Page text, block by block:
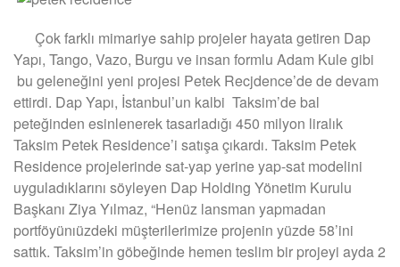
Çok farklı mimariye sahip projeler hayata getiren Dap
Yapı, Tango, Vazo, Burgu ve insan formlu Adam Kule gibi
bu geleneğini yeni projesi Petek Recjdence’de de devam
ettirdi. Dap Yapı, İstanbul’un kalbi Taksim’de bal
peteğinden esinlenerek tasarladığı 450 milyon liralık
Taksim Petek Residence’i satışa çıkardı. Taksim Petek
Residence projelerinde sat-yap yerine yap-sat modelini
uyguladıklarını söyleyen Dap Holding Yönetim Kurulu
Başkanı Ziya Yılmaz, “Henüz lansman yapmadan
portföyünıüzdeki müşterilerimize projenin yüzde 58’ini
sattık. Taksim’in göbeğinde hemen teslim bir projeyi ayda 2